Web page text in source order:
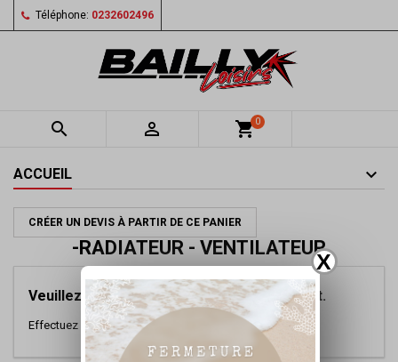
X
Téléphone: 0232602496
  shopping_cart0
ACCUEIL
CRÉER UN DEVIS À PARTIR DE CE PANIER
-RADIATEUR - VENTILATEUR
Veuillez nous excuser pour le désagrément.
Effectuez une nouvelle recherche